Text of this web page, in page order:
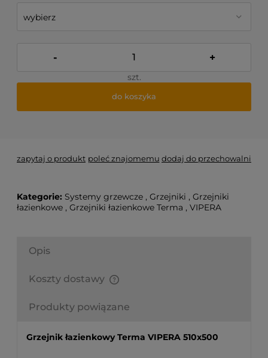
- +
szt.
do koszyka
zapytaj o produkt poleć znajomemu dodaj do przechowalni
Kategorie: Systemy grzewcze , Grzejniki , Grzejniki
łazienkowe , Grzejniki łazienkowe Terma , VIPERA
Opis
Koszty dostawy
w koszyku i uzależnione od wagi i gabarytu
produktów które się w nim znajdują.
Produkty powiązane
Grzejnik łazienkowyTerma VIPERA 510x500